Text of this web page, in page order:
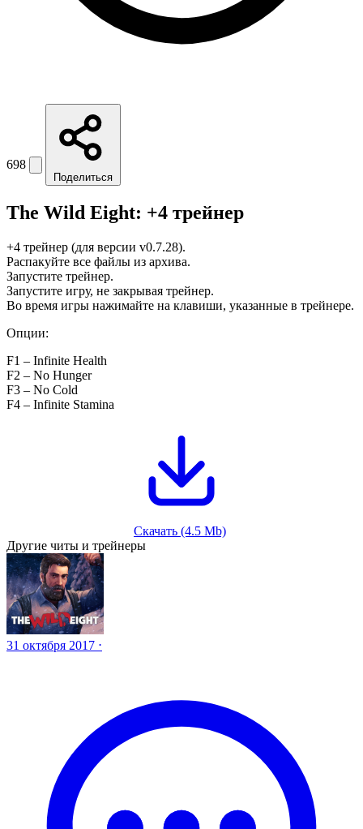
698
Поделиться
The Wild Eight: +4 трейнер
+4 трейнер (для версии v0.7.28).
Распакуйте все файлы из архива.
Запустите трейнер.
Запустите игру, не закрывая трейнер.
Во время игры нажимайте на клавиши, указанные в трейнере.
Опции:
F1 – Infinite Health
F2 – No Hunger
F3 – No Cold
F4 – Infinite Stamina
Скачать (4.5 Mb)
Другие читы и трейнеры
31 октября 2017 ⋅